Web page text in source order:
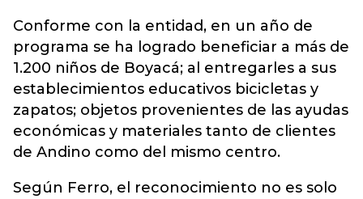
Conforme con la entidad, en un año de
programa se ha logrado beneficiar a más de
1.200 niños de Boyacá; al entregarles a sus
establecimientos educativos bicicletas y
zapatos; objetos provenientes de las ayudas
económicas y materiales tanto de clientes
de Andino como del mismo centro.
Según Ferro, el reconocimiento no es solo